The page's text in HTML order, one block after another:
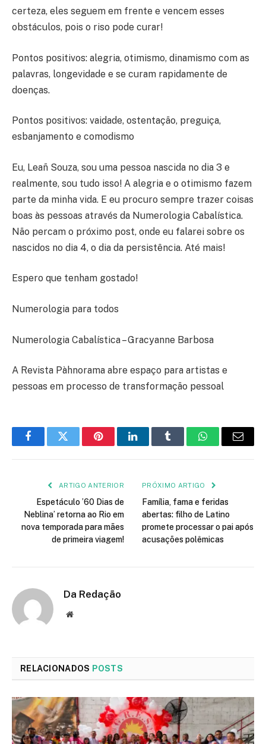
certeza, eles seguem em frente e vencem esses
obstáculos, pois o riso pode curar!
Pontos positivos: alegria, otimismo, dinamismo com as
palavras, longevidade e se curam rapidamente de
doenças.
Pontos positivos: vaidade, ostentação, preguiça,
esbanjamento e comodismo
Eu, Leañ Souza, sou uma pessoa nascida no dia 3 e
realmente, sou tudo isso! A alegria e o otimismo fazem
parte da minha vida. E eu procuro sempre trazer coisas
boas às pessoas através da Numerologia Cabalística.
Não percam o próximo post, onde eu falarei sobre os
nascidos no dia 4, o dia da persistência. Até mais!
Espero que tenham gostado!
Numerologia para todos
Numerologia Cabalística – Gracyanne Barbosa
A Revista Pàhnorama abre espaço para artistas e
pessoas em processo de transformação pessoal
FacebookTwitter PinterestLinkedInTumblr WhatsApp
E-
ARTIGO ANTERIOR
Espetáculo ’60 Dias de
Neblina’ retorna ao Rio em
nova temporada para mães
de primeira viagem!
PRÓXIMO ARTIGO
Família, fama e feridas
abertas: filho de Latino
promete processar o pai após
acusações polêmicas
Da Redação
Site
RELACIONADOS POSTS